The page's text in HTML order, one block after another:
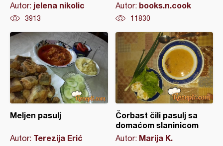
Autor: jelena nikolic
3913
Autor: books.n.cook
11830
Meljen pasulj
Autor: Terezija Erić
Čorbast čili pasulj sa
domaćom slaninicom
Autor: Marija K.